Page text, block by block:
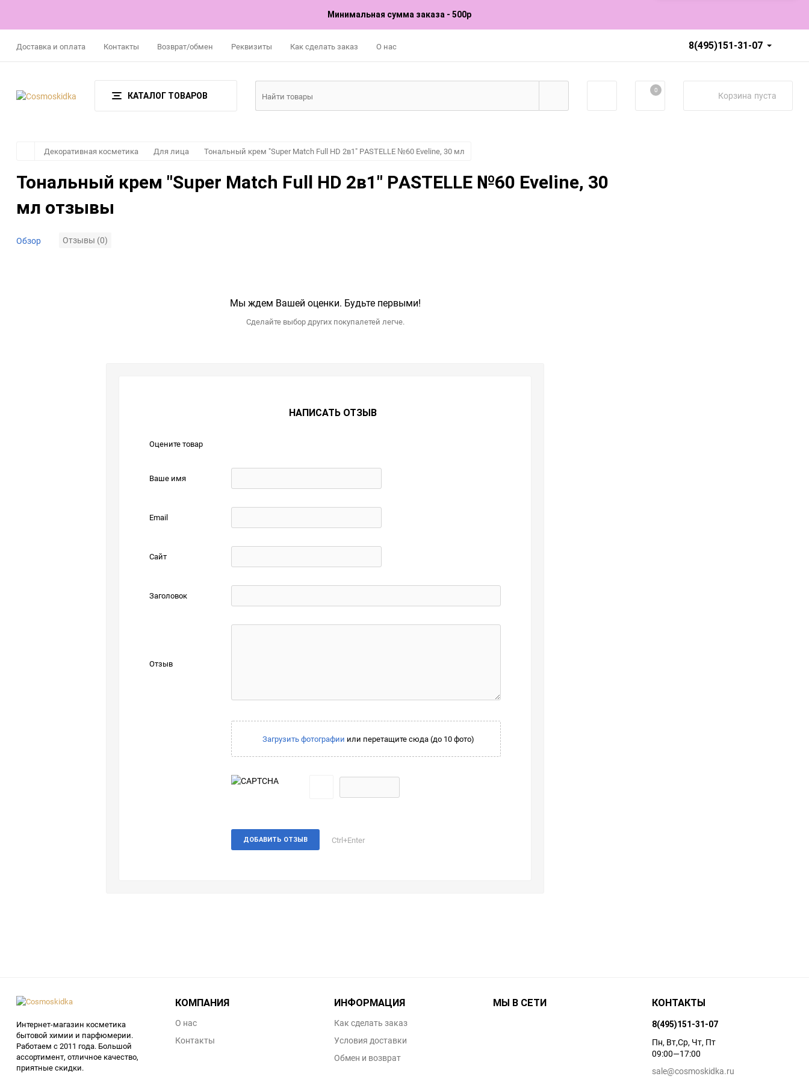
Минимальная сумма заказа - 500р
Доставка и оплата Контакты Возврат/обмен Реквизиты Как сделать заказ О нас 8(495)151-31-07
КАТАЛОГ ТОВАРОВ
0 Корзина пуста
Декоративная косметика Для лица Тональный крем "Super Match Full HD 2в1" PАSTELLE №60 Eveline, 30 мл
Тональный крем "Super Match Full HD 2в1" PАSTELLE №60 Eveline, 30
мл отзывы
Обзор Отзывы (0)
Мы ждем Вашей оценки. Будьте первыми!
Сделайте выбор других покупалетей легче.
НАПИСАТЬ ОТЗЫВ
Оцените товар
Ваше имя
Email
Сайт
Заголовок
Отзыв
Загрузить фотографии или перетащите сюда (до 10 фото)
ДОБАВИТЬ ОТЗЫВ Ctrl+Enter
Интернет-магазин косметика
бытовой химии и парфюмерии.
Работаем с 2011 года. Большой
ассортимент, отличное качество,
приятные скидки.
КОМПАНИЯ
О нас
Контакты
ИНФОРМАЦИЯ
Как сделать заказ
Условия доставки
Обмен и возврат
МЫ В СЕТИ КОНТАКТЫ
8(495)151-31-07
Пн, Вт,Ср, Чт, Пт
09:00—17:00
sale@cosmoskidka.ru